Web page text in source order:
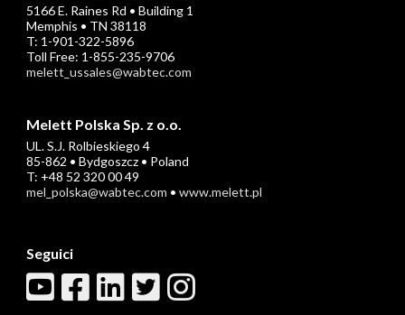
5166 E. Raines Rd • Building 1
Memphis • TN 38118
T: 1-901-322-5896
Toll Free: 1-855-235-9706
melett_ussales@wabtec.com
Melett Polska Sp. z o.o.
UL. S.J. Rolbieskiego 4
85-862 • Bydgoszcz • Poland
T: +48 52 320 00 49
mel_polska@wabtec.com • www.melett.pl
Seguici